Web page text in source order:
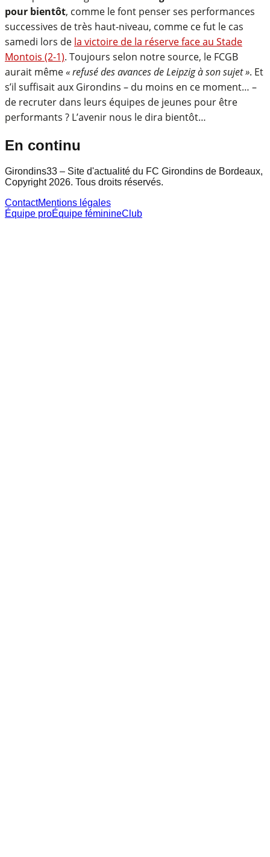
pour bientôt, comme le font penser ses performances
successives de très haut-niveau, comme ce fut le cas
samedi lors de la victoire de la réserve face au Stade
Montois (2-1). Toujours selon notre source, le FCGB
aurait même« refusé des avances de Leipzig à son sujet ». Et
s’il suffisait aux Girondins – du moins en ce moment… –
de recruter dans leurs équipes de jeunes pour être
performants ? L’avenir nous le dira bientôt…
En continu
Girondins33 – Site d'actualité du FC Girondins de Bordeaux,
Copyright 2026. Tous droits réservés.
ContactMentions légales
Équipe proÉquipe féminineClub